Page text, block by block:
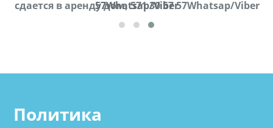
cдается в аренду дом, 571 30 57 57Whatsap/Viber
57Whatsap/Viber
Политика